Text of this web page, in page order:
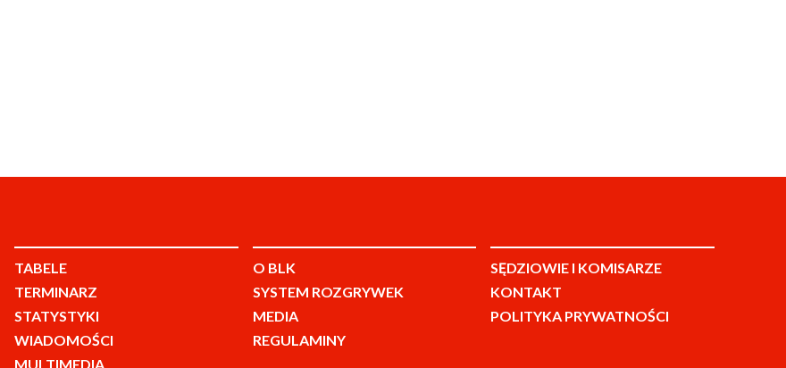
TABELE
TERMINARZ
STATYSTYKI
WIADOMOŚCI
MULTIMEDIA
O BLK
SYSTEM ROZGRYWEK
MEDIA
REGULAMINY
SĘDZIOWIE I KOMISARZE
KONTAKT
POLITYKA PRYWATNOŚCI